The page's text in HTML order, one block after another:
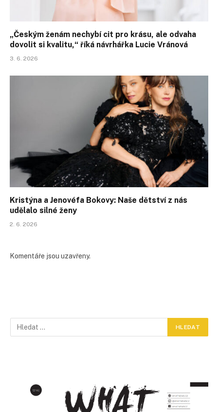
„Českým ženám nechybí cit pro krásu, ale odvaha
dovolit si kvalitu,“ říká návrhářka Lucie Vránová
3. 6. 2026
Kristýna a Jenovéfa Bokovy: Naše dětství z nás
udělalo silné ženy
2. 6. 2026
Komentáře jsou uzavřeny.